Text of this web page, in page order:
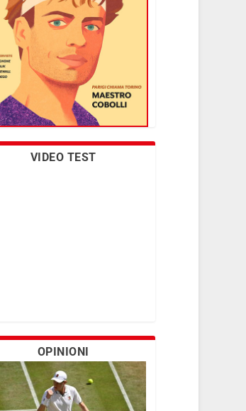
VIDEO TEST
OPINIONI